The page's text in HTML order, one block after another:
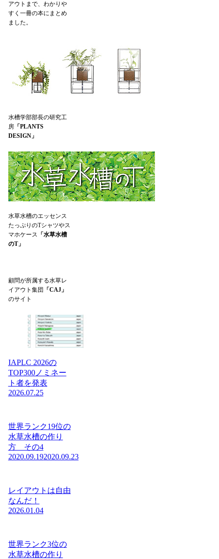
アウトまで、わかりや
すく一冊の本にまとめ
ました。
水槽学部部長の研究工
房「PLANTS
DESIGN」
水草水槽のエッセンス
たっぷりのTシャツやス
マホケース 「水草水槽
のT」
顧問が所属する水草レ
イアウト集団
「CAJ」
のサイト
IAPLC 2026の
TOP300ノミネー
ト者を発表
2026.07.25
世界ランク19位の
水草水槽の作り
方 その4
2020.09.192020.09.23
レイアウトは自由
なんだ！
2026.01.04
世界ランク3位の
水草水槽の作り